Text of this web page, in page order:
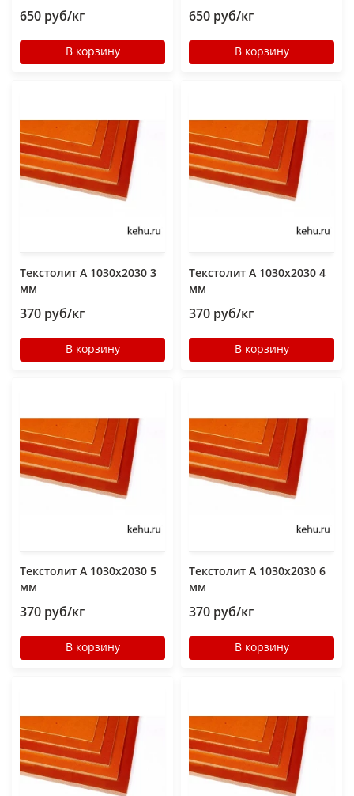
650 руб/кг
В корзину
650 руб/кг
В корзину
Текстолит А 1030х2030 3
мм
370 руб/кг
В корзину
Текстолит А 1030х2030 4
мм
370 руб/кг
В корзину
Текстолит А 1030х2030 5
мм
370 руб/кг
В корзину
Текстолит А 1030х2030 6
мм
370 руб/кг
В корзину